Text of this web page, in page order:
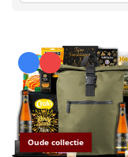
Oude collectie